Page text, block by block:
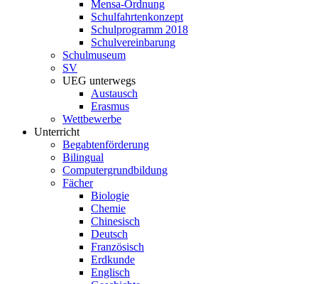
Mensa-Ordnung
Schulfahrtenkonzept
Schulprogramm 2018
Schulvereinbarung
Schulmuseum
SV
UEG unterwegs
Austausch
Erasmus
Wettbewerbe
Unterricht
Begabtenförderung
Bilingual
Computergrundbildung
Fächer
Biologie
Chemie
Chinesisch
Deutsch
Französisch
Erdkunde
Englisch